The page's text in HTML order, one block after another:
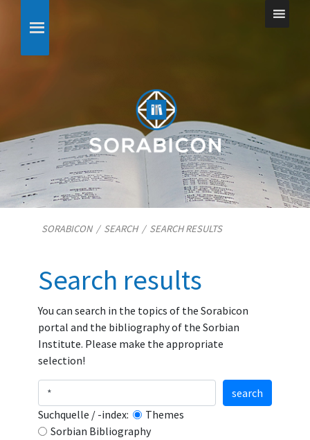
SORABICON/ SEARCH/ SEARCH RESULTS
Search results
You can search in the topics of the Sorabicon
portal and the bibliography of the Sorbian
Institute. Please make the appropriate
selection!
Suchquelle / -index:
Themes
Sorbian Bibliography
search